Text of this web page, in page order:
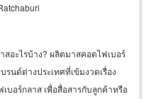
สอะไรบ้าง? ผลิตมาสคอตไฟเบอร์
นด์ต่างประเทศที่เข้มงวดเรื่อง
บอร์กลาส เพื่อสื่อสารกับลูกค้าหรือ